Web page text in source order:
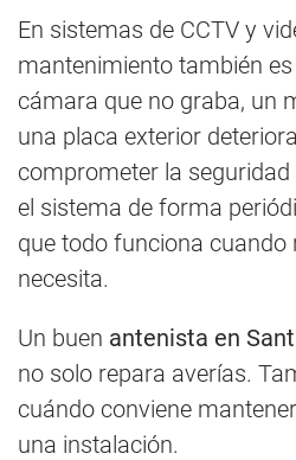
En sistemas de CCTV y
mantenimiento también
cámara que no graba, un
una placa exterior
comprometer la
el sistema de forma
que todo funciona cuando
necesita.
Un buen antenista en
no solo repara averías.
cuándo conviene
una instalación.